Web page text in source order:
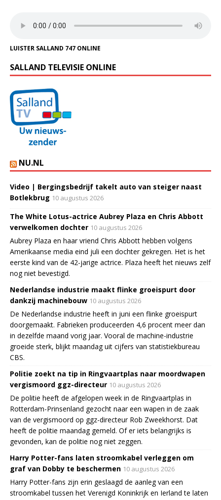
LUISTER SALLAND 747 ONLINE
SALLAND TELEVISIE ONLINE
NU.NL
Video | Bergingsbedrijf takelt auto van steiger naast
Botlekbrug 10 augustus 2026
The White Lotus-actrice Aubrey Plaza en Chris Abbott
verwelkomen dochter 10 augustus 2026
Aubrey Plaza en haar vriend Chris Abbott hebben volgens
Amerikaanse media eind juli een dochter gekregen. Het is het
eerste kind van de 42-jarige actrice. Plaza heeft het nieuws zelf
nog niet bevestigd.
Nederlandse industrie maakt flinke groeispurt door
dankzij machinebouw 10 augustus 2026
De Nederlandse industrie heeft in juni een flinke groeispurt
doorgemaakt. Fabrieken produceerden 4,6 procent meer dan
in dezelfde maand vorig jaar. Vooral de machine-industrie
groeide sterk, blijkt maandag uit cijfers van statistiekbureau
CBS.
Politie zoekt na tip in Ringvaartplas naar moordwapen
vergismoord ggz-directeur 10 augustus 2026
De politie heeft de afgelopen week in de Ringvaartplas in
Rotterdam-Prinsenland gezocht naar een wapen in de zaak
van de vergismoord op ggz-directeur Rob Zweekhorst. Dat
heeft de politie maandag gemeld. Of er iets belangrijks is
gevonden, kan de politie nog niet zeggen.
Harry Potter-fans laten stroomkabel verleggen om
graf van Dobby te beschermen 10 augustus 2026
Harry Potter-fans zijn erin geslaagd de aanleg van een
stroomkabel tussen het Verenigd Koninkrijk en Ierland te laten